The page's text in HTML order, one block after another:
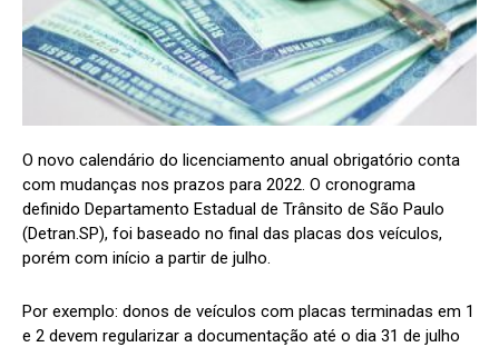
O novo calendário do licenciamento anual obrigatório conta
com mudanças nos prazos para 2022. O cronograma
definido Departamento Estadual de Trânsito de São Paulo
(Detran.SP), foi baseado no final das placas dos veículos,
porém com início a partir de julho.
Por exemplo: donos de veículos com placas terminadas em 1
e 2 devem regularizar a documentação até o dia 31 de julho